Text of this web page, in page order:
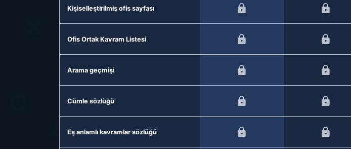
Kişiselleştirilmiş ofis sayfası
Ofis Ortak Kavram Listesi
Arama geçmişi
Cümle sözlüğü
Eş anlamlı kavramlar sözlüğü